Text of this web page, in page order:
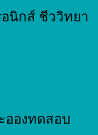
นิกส์ ชีววิทยา
อองทดสอบ